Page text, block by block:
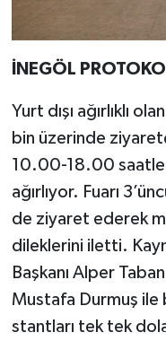
İNEGÖL
Yurt dışı ağırlıklı
bin üzerinde
10.00-18.00
ağırlıyor. Fuarı
de ziyaret ederek
dileklerini iletti.
Başkanı Alper
Mustafa Durmuş
stantları tek tek